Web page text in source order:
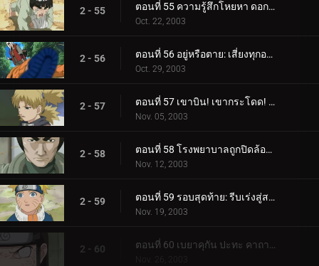
2 - 55 ตอนที่ 55 ความรู้สึกโหยหา ดอกไม้ที่เต็มไปด้วยความหวัง
Oct. 22, 2003
2 - 56 ตอนที่ 56 อยู่หรือตาย: เสี่ยงทุกอย่างเพื่อชนะทุกสิ่ง!
Oct. 29, 2003
2 - 57 ตอนที่ 57 เขาบิน! เขากระโดด! เขาซุ่มซ่อน! หัวหน้าคางคกปรากฏตัว!
Nov. 05, 2003
2 - 58 ตอนที่ 58 โรงพยาบาลถูกปิดล้อม: มือปีศาจถูกเปิดเผย!
Nov. 12, 2003
2 - 59 ตอนที่ 59 รอบสุดท้าย: รีบเร่งสู่สนามประลอง!
Nov. 19, 2003
2 - 60
Nov. 26, 2003